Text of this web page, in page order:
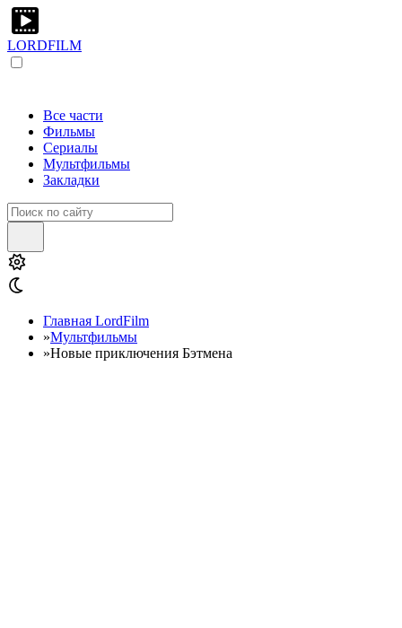
LORDFILM
Все части
Фильмы
Сериалы
Мультфильмы
Закладки
Главная LordFilm
»Мультфильмы
»Новые приключения Бэтмена